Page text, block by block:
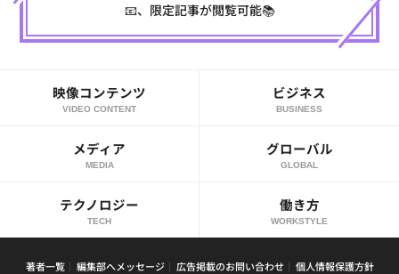
📧、限定記事が閲覧可能📚
映像コンテンツ
VIDEO CONTENT
ビジネス
BUSINESS
メディア
MEDIA
グローバル
GLOBAL
テクノロジー
TECH
働き方
WORKSTYLE
著者一覧 編集部へメッセージ 広告掲載のお問い合わせ 個人情報保護方針